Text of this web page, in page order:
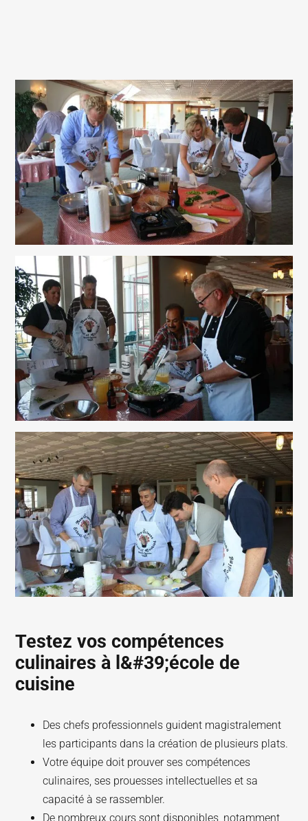
Testez vos compétences
culinaires à l&#39;école de
cuisine
Des chefs professionnels guident magistralement
les participants dans la création de plusieurs plats.
Votre équipe doit prouver ses compétences
culinaires, ses prouesses intellectuelles et sa
capacité à se rassembler.
De nombreux cours sont disponibles, notamment